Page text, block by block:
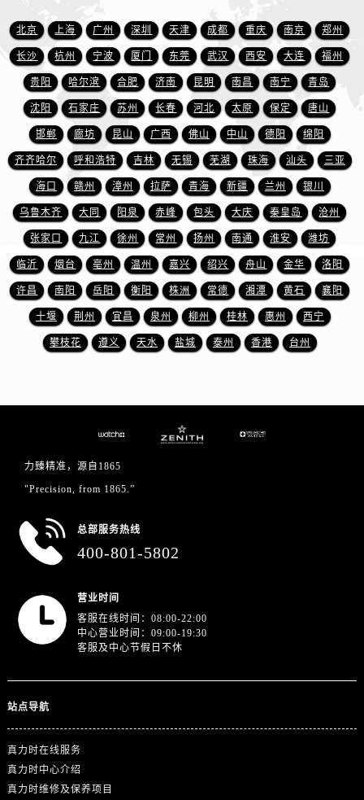
河南省洛阳市西工区中州中路与解放路交叉口真力时售后服务中心（需提前预约）
河南省漯河市源汇区交通路真力时售后服务中心（需提前预约）
河南省南阳市宛城区范蠡东路与南都路交叉口真力时售后服务中心（需提前预约）
河南省平顶山市卫东区建设路真力时售后服务中心（需提前预约）
河南省濮阳市大华龙区开州路绿城路交叉口真力时售后服务中心（需提前预约）
河南省三门峡市湖滨区和平路真力时售后服务中心（需提前预约）
河南省商丘市梁园区神火大道真力时售后服务中心（需提前预约）
河南省新乡市红旗区人民路真力时售后服务中心（需提前预约）
河南省信阳市浉河区东方红大道真力时售后服务中心（需提前预约）
河南省许昌市魏都区建安大道与八龙路交叉口真力时售后服务中心（需提前预约）
河南省郑州市二七区民主路10号华润大厦29层2905室真力时售后服务中心（需提前预约）
河南省周口市川汇区七一路真力时售后服务中心（需提前预约）
河南省驻马店市驿城区乐山大道与置地大道交叉口真力时售后服务中心（需提前预约）
湖北省鄂州市鄂城区文星大道真力时售后服务中心（需提前预约）
北京 上海 广州 深圳 天津 成都 重庆 南京 郑州
长沙 杭州 宁波 厦门 东莞 武汉 西安 大连 福州
贵阳 哈尔滨 合肥 济南 昆明 南昌 南宁 青岛
沈阳 石家庄 苏州 长春 河北 太原 保定 唐山
邯郸 廊坊 昆山 广西 佛山 中山 德阳 绵阳
齐齐哈尔 呼和浩特 吉林 无锡 芜湖 珠海 汕头 三亚
海口 赣州 漳州 拉萨 青海 新疆 兰州 银川
乌鲁木齐 大同 阳泉 赤峰 包头 大庆 秦皇岛 沧州
张家口 九江 徐州 常州 扬州 南通 淮安 潍坊
临沂 烟台 亳州 温州 嘉兴 绍兴 舟山 金华 洛阳
许昌 南阳 岳阳 衡阳 株洲 常德 湘潭 黄石 襄阳
十堰 荆州 宜昌 泉州 柳州 桂林 惠州 西宁
攀枝花 遵义 天水 盐城 泰州 香港 台州
力臻精准，源自1865
"Precision, from 1865.”
总部服务热线
400-801-5802
营业时间
客服在线时间：08:00-22:00
中心营业时间：09:00-19:30
客服及中心节假日不休
站点导航
真力时在线服务
真力时中心介绍
真力时维修及保养项目